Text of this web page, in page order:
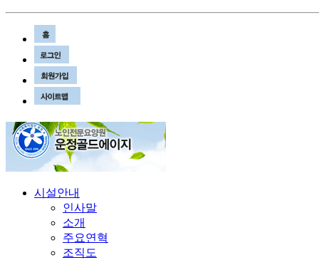
시설안내
인사말
소개
주요연혁
조직도